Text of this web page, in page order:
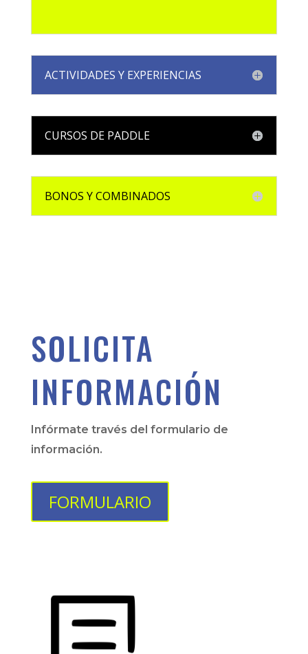
ACTIVIDADES Y EXPERIENCIAS
CURSOS DE PADDLE
BONOS Y COMBINADOS
SOLICITA
INFORMACIÓN
Infórmate través del formulario de
información.
FORMULARIO